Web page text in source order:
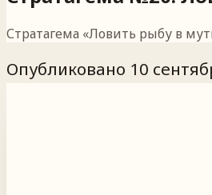
Стратагема «Ловить рыбу в
Опубликовано 10